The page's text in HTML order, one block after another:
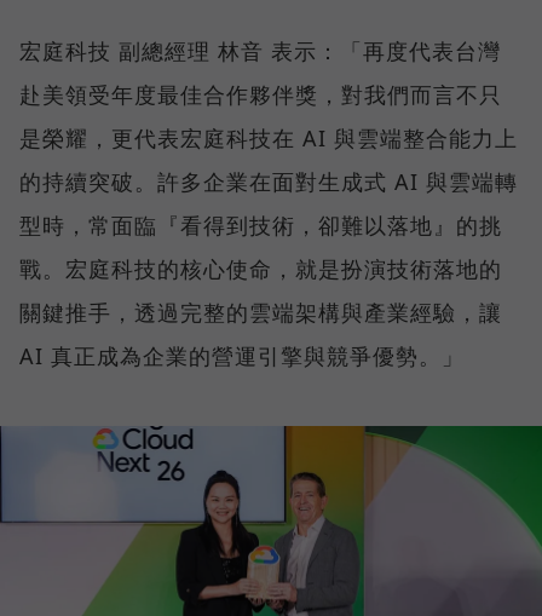
宏庭科技 副總經理 林音 表示：「再度代表台灣
赴美領受年度最佳合作夥伴獎，對我們而言不只
是榮耀，更代表宏庭科技在 AI 與雲端整合能力上
的持續突破。許多企業在面對生成式 AI 與雲端轉
型時，常面臨『看得到技術，卻難以落地』的挑
戰。宏庭科技的核心使命，就是扮演技術落地的
關鍵推手，透過完整的雲端架構與產業經驗，讓
AI 真正成為企業的營運引擎與競爭優勢。」